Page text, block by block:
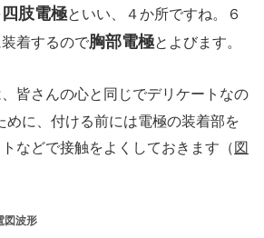
四肢電極といい、４か所ですね。６
着するので胸部電極とよびます。
皆さんの心と同じでデリケートなの
めに、付ける前には電極の装着部を
などで接触をよくしておきます（ 図
図波形